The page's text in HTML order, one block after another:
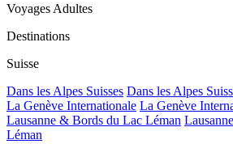
Voyages Adultes
Destinations
Suisse
Dans les Alpes Suisses Dans les Alpes
La Genève Internationale La Genève
Lausanne & Bords du Lac Léman
Léman